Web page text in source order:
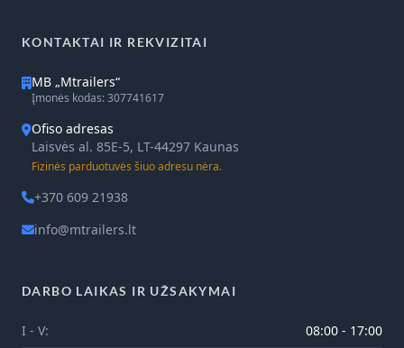
KONTAKTAI IR REKVIZITAI
MB „Mtrailers“
Įmonės kodas: 307741617
Ofiso adresas
Laisvės al. 85E-5, LT-44297 Kaunas
Fizinės parduotuvės šiuo adresu nėra.
+370 609 21938
info@mtrailers.lt
DARBO LAIKAS IR UŽSAKYMAI
I - V: 08:00 - 17:00